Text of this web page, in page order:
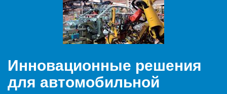
Инновационные решения
для автомобильной